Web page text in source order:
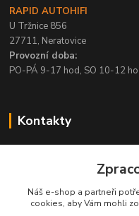
RAPID AUTOHIFI
U Tržnice 856
27711, Neratovice
Provozní doba:
PO-PÁ 9-17 hod, SO 10-12
Kontakty
PO-PÁ / 9-17 hod, SO 10-12
info@rapid-autohifi.com
Náš e-shop a partneři
cookies, aby Vám mohli